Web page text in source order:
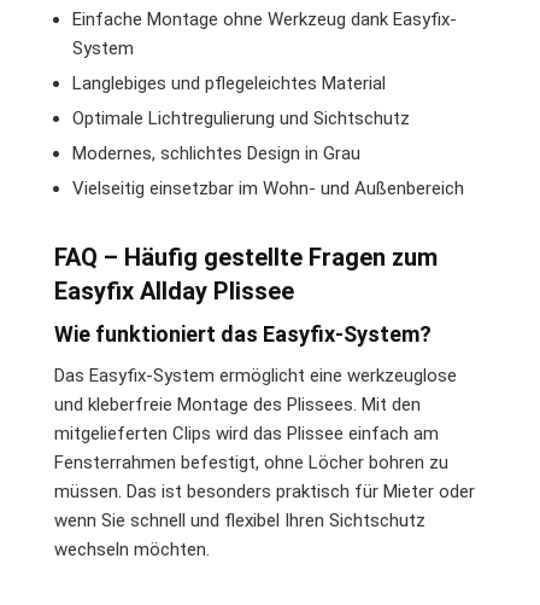
Einfache Montage ohne Werkzeug dank Easyfix-
System
Langlebiges und pflegeleichtes Material
Optimale Lichtregulierung und Sichtschutz
Modernes, schlichtes Design in Grau
Vielseitig einsetzbar im Wohn- und Außenbereich
FAQ – Häufig gestellte Fragen zum
Easyfix Allday Plissee
Wie funktioniert das Easyfix-System?
Das Easyfix-System ermöglicht eine werkzeuglose
und kleberfreie Montage des Plissees. Mit den
mitgelieferten Clips wird das Plissee einfach am
Fensterrahmen befestigt, ohne Löcher bohren zu
müssen. Das ist besonders praktisch für Mieter oder
wenn Sie schnell und flexibel Ihren Sichtschutz
wechseln möchten.